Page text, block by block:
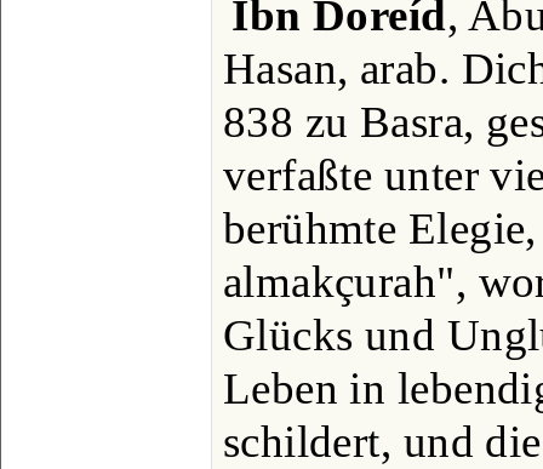
Ibn Doreíd,
Hasan, arab.
838 zu Basra,
verfaßte unter
berühmte
almakçurah",
Glücks und
Leben in
schildert, und